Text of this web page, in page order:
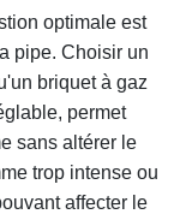
optimale est
pipe. Choisir un
briquet à gaz
permet
sans altérer le
trop intense ou
affecter le